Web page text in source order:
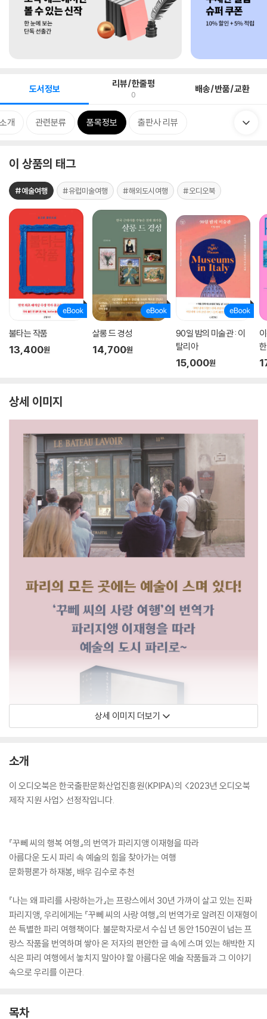
도서정보 리뷰/한줄평
0 배송/반품/교환
개 관련분류 품목정보 출판사 리뷰
이 상품의 태그
#예술여행 #유럽미술여행 #해외도시여행 #오디오북
불타는 작품
13,400원
살롱 드 경성
14,700원
90일 밤의 미술관 : 이
탈리아
15,000원
상세 이미지
상세 이미지 더보기
소개
이 오디오북은 한국출판문화산업진흥원(KPIPA)의 <2023년 오디오북
제작 지원 사업> 선정작입니다.
『꾸뻬 씨의 행복 여행』의 번역가 파리지앵 이재형을 따라
아름다운 도시 파리 속 예술의 힘을 찾아가는 여행
문화평론가 하재봉, 배우 김수로 추천
『나는 왜 파리를 사랑하는가』는 프랑스에서 30년 가까이 살고 있는 진짜
파리지앵, 우리에게는 『꾸뻬 씨의 사랑 여행』의 번역가로 알려진 이재형이
쓴 특별한 파리 여행책이다. 불문학자로서 수십 년 동안 150권이 넘는 프
랑스 작품을 번역하며 쌓아 온 저자의 편안한 글 속에 스며 있는 해박한 지
식은 파리 여행에서 놓치지 말아야 할 아름다운 예술 작품들과 그 이야기
속으로 우리를 이끈다.
목차